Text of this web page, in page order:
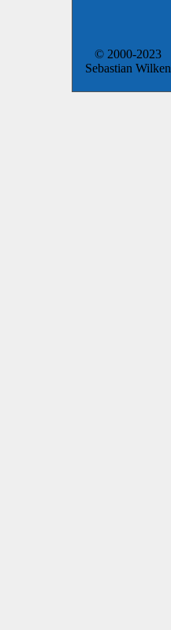
© 2000-2023
Sebastian Wilken